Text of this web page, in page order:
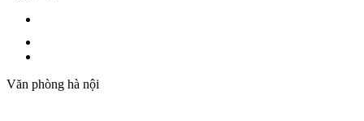
Văn phòng hà nội